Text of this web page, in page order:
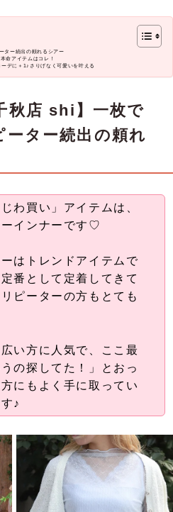
ター続出の頼れるシアー
命アイテムはコレ！
デに＋1♪さりげなく可愛いを叶える
秋店 shi】一枚で
ター続出の頼れ
わ買い」アイテムは、
インナーです♡
はトレンドアイテムで
番として定着してきて
ピーターの方もとても
い方に人気で、ここ最
の探してた！」とおっ
にもよく手に取ってい
♪